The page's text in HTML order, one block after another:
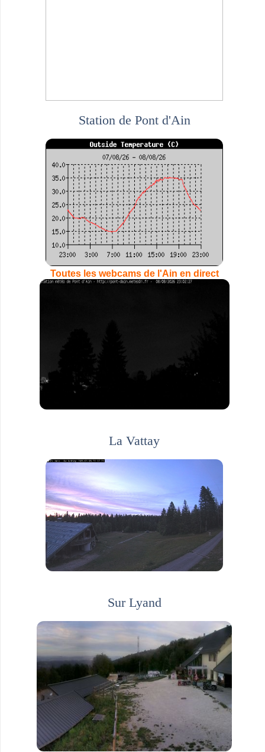
Station de Pont d'Ain
Toutes les webcams de l'Ain en direct
La Vattay
Sur Lyand